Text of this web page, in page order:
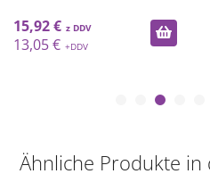
15,92 €
13,05 €
Ähnliche Produkte in